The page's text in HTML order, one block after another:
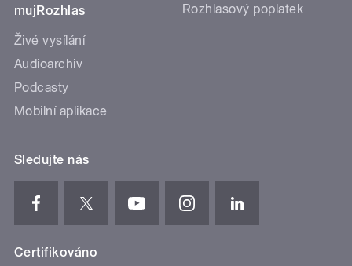
mujRozhlas
Živé vysílání
Audioarchiv
Podcasty
Mobilní aplikace
Rozhlasový poplatek
Sledujte nás
Certifikováno